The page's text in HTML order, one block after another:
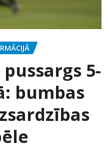
5-
bumbas